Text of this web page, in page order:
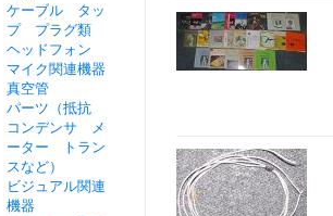
ケーブル タッ
プ プラグ類
ヘッドフォン
マイク関連機器
真空管
パーツ（抵抗
コンデンサ メ
ーター トラン
スなど）
ビジュアル関連
機器